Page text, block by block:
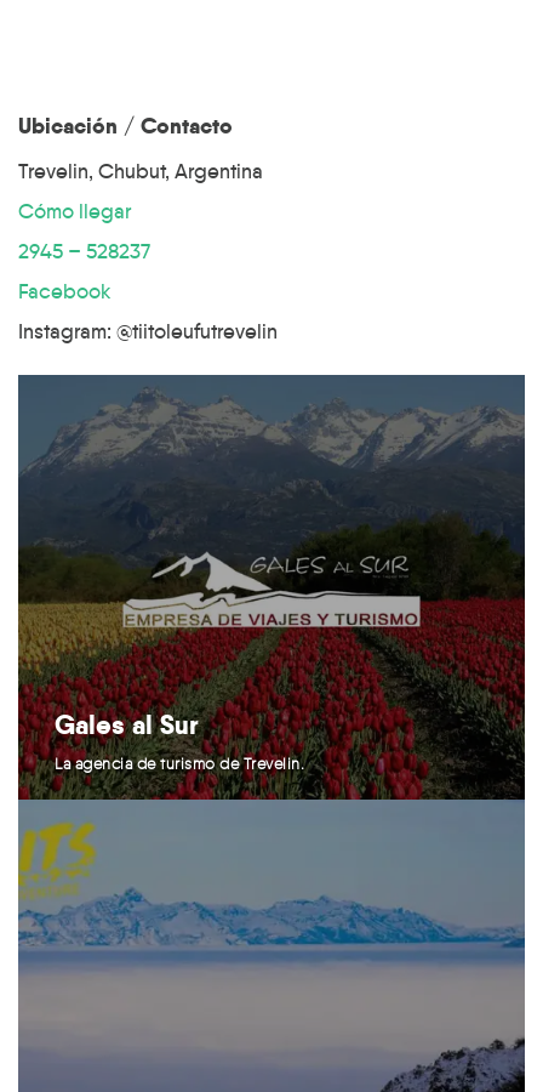
Ubicación / Contacto
Trevelin, Chubut, Argentina
Cómo llegar
2945 – 528237
Facebook
Instagram: @tiitoleufutrevelin
Gales al Sur
La agencia de turismo de Trevelin.